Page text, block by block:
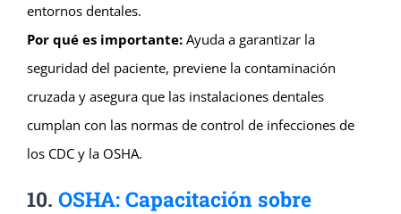
entornos dentales.
Por qué es importante:Ayuda a garantizar la
seguridad del paciente, previene la contaminación
cruzada y asegura que las instalaciones dentales
cumplan con las normas de control de infecciones de
los CDC y la OSHA.
10. OSHA: Capacitación sobre